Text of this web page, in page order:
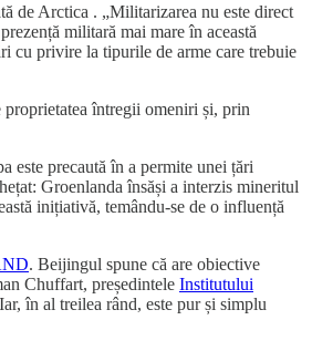
de Arctica . „Militarizarea nu este direct
militară mai mare în această
cu privire la tipurile de arme care trebuie
proprietatea întregii omeniri și, prin
este precaută în a permite unei țări
Groenlanda însăși a interzis mineritul
inițiativă, temându-se de o influență
. Beijingul spune că are obiective
Chuffart, președintele Institutului
în al treilea rând, este pur și simplu